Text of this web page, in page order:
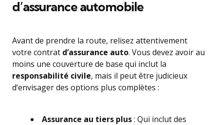
d’assurance automobile
Avant de prendre la route, relisez attentivement
votre contrat d’assurance auto. Vous devez avoir au
moins une couverture de base qui inclut la
responsabilité civile, mais il peut être judicieux
d’envisager des options plus complètes :
Assurance au tiers plus: Qui inclut des